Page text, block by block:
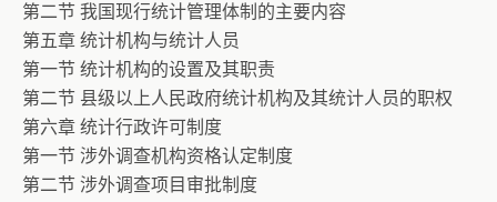
第二节 我国现行统计管理体制的主要内容
第五章 统计机构与统计人员
第一节 统计机构的设置及其职责
第二节 县级以上人民政府统计机构及其统计人员的职权
第六章 统计行政许可制度
第一节 涉外调查机构资格认定制度
第二节 涉外调查项目审批制度